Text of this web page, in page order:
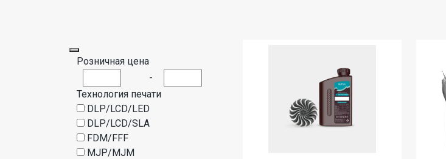
Розничная цена
-
Технология печати
DLP/LCD/LED
DLP/LCD/SLA
FDM/FFF
MJP/MJM